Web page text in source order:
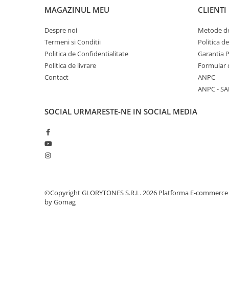
Masini de fum si ceata
Moving Head-uri
Par Led si Pinspot
Proiectoare
Chitare si bass
Instrumente cu arcus
Instrumente de percutie
Instrumente traditionale
MAGAZINUL MEU
Despre noi
Termeni si Conditii
Politica de Confidentialitate
Politica de livrare
Contact
CLIENTI
Metode
Politica
Garantia
Formular
ANPC
ANPC -
SOCIAL URMARESTE-NE IN SOCIAL MEDIA
©Copyright GLORYTONES S.R.L. 2026 Platforma E-commerce
by Gomag